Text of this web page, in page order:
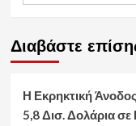
Διαβάστε
Η Εκρηκτική
5,8 Δισ. Δολάρια